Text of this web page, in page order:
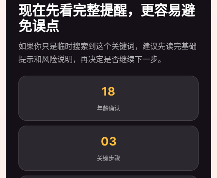
现在先看完整提醒，更容易避
免误点
如果你只是临时搜索到这个关键词，建议先读完基础
提示和风险说明，再决定是否继续下一步。
18
年龄确认
03
关键步骤